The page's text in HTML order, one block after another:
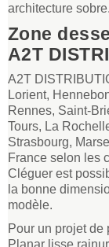
architecture sobre.
Zone
A2T
A2T
Lorient,
Rennes, Saint-
Tours, La
Strasbourg,
France selon les
Cléguer est
la bonne
modèle.
Pour un projet de
Planar lisse